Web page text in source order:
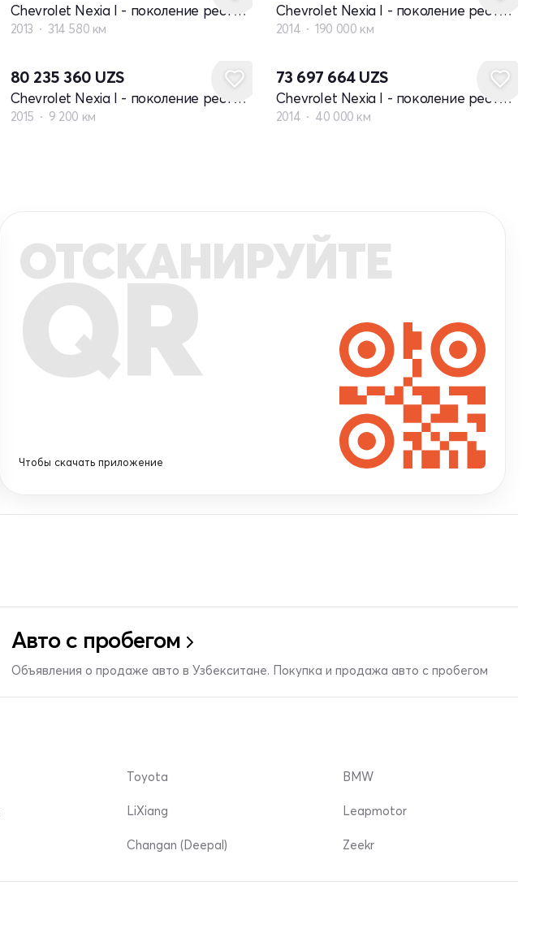
Chevrolet Nexia I - поколение рестайлинг
2013 314 580 км
Chevrolet Nexia I - поколение рестайлинг
2014 190 000 км
80 235 360 UZS
Chevrolet Nexia I - поколение рестайлинг
2015 9 200 км
73 697 664 UZS
Chevrolet Nexia I - поколение рестайлинг
2014 40 000 км
ОТСКАНИРУЙТЕ
QR
Чтобы скачать приложение
Авто с пробегом
Объявления о продаже авто в Узбекситане. Покупка и продажа авто с пробегом
Toyota
LiXiang
Changan (Deepal)
BMW
Leapmotor
Zeekr